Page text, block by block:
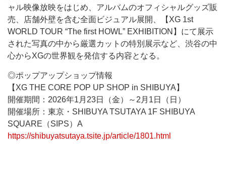
ャル映像放映をはじめ、アルバムのオフィシャルグッズ販
売、店舗外壁を含む全面ビジュアル展開、【XG 1st
WORLD TOUR “The first HOWL” EXHIBITION】にて展示
された写真の中から厳選カットの特別展示など、渋谷の中
心からXGの世界観を発信する内容となる。
◎ポップアップショップ情報
【XG THE CORE POP UP SHOP in SHIBUYA】
開催期間：2026年1月23日（金）～2月1日（日）
開催場所：東京・SHIBUYA TSUTAYA 1F SHIBUYA
SQUARE（SIPS）A
https://shibuyatsutaya.tsite.jp/article/1801.html